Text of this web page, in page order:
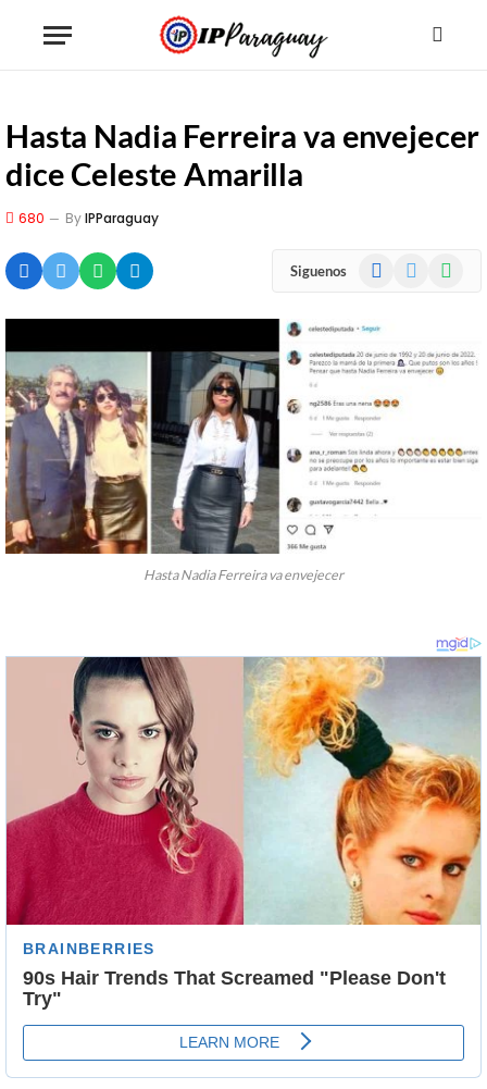
Hasta Nadia Ferreira va envejecer
dice Celeste Amarilla
680 ByIPParaguay
Siguenos Facebook
Hasta Nadia Ferreira va envejecer